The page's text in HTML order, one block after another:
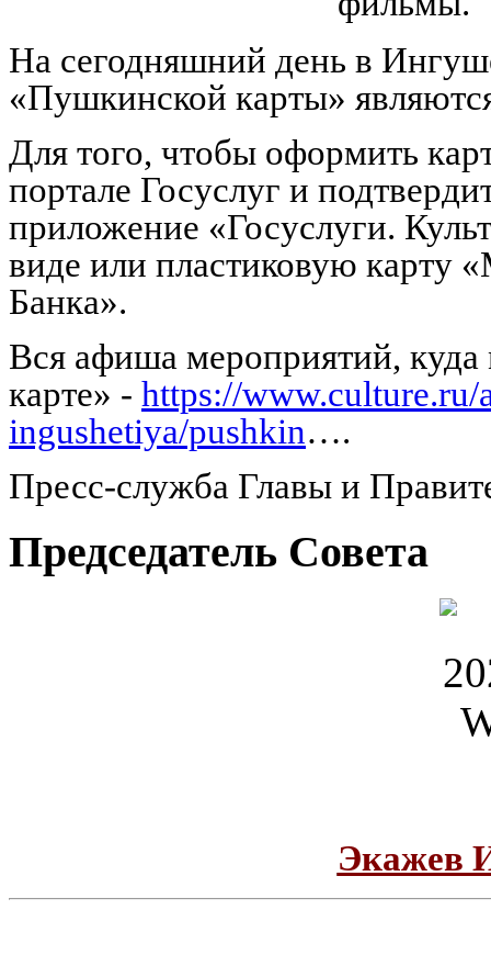
На сегодняшний день в
«Пушкинской карты»
Для того, чтобы оформить
портале Госуслуг и
приложение «Госуслуги.
виде или пластиковую карту
Банка».
Вся афиша мероприятий,
карте» - https://www.culture.ru/
ingushetiya/pushkin….
Пресс-служба Главы и
Председатель Совета
Экажев